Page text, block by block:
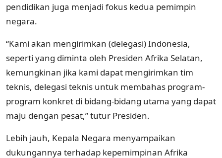
pendidikan juga menjadi fokus kedua pemimpin
negara.
“Kami akan mengirimkan (delegasi) Indonesia,
seperti yang diminta oleh Presiden Afrika Selatan,
kemungkinan jika kami dapat mengirimkan tim
teknis, delegasi teknis untuk membahas program-
program konkret di bidang-bidang utama yang dapat
maju dengan pesat,” tutur Presiden.
Lebih jauh, Kepala Negara menyampaikan
dukungannya terhadap kepemimpinan Afrika